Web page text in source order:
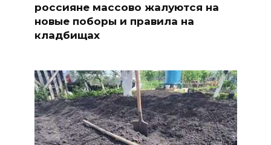
россияне массово жалуются на
новые поборы и правила на
кладбищах